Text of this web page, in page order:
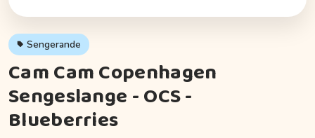
Sengerande
Cam Cam Copenhagen
Sengeslange - OCS -
Blueberries